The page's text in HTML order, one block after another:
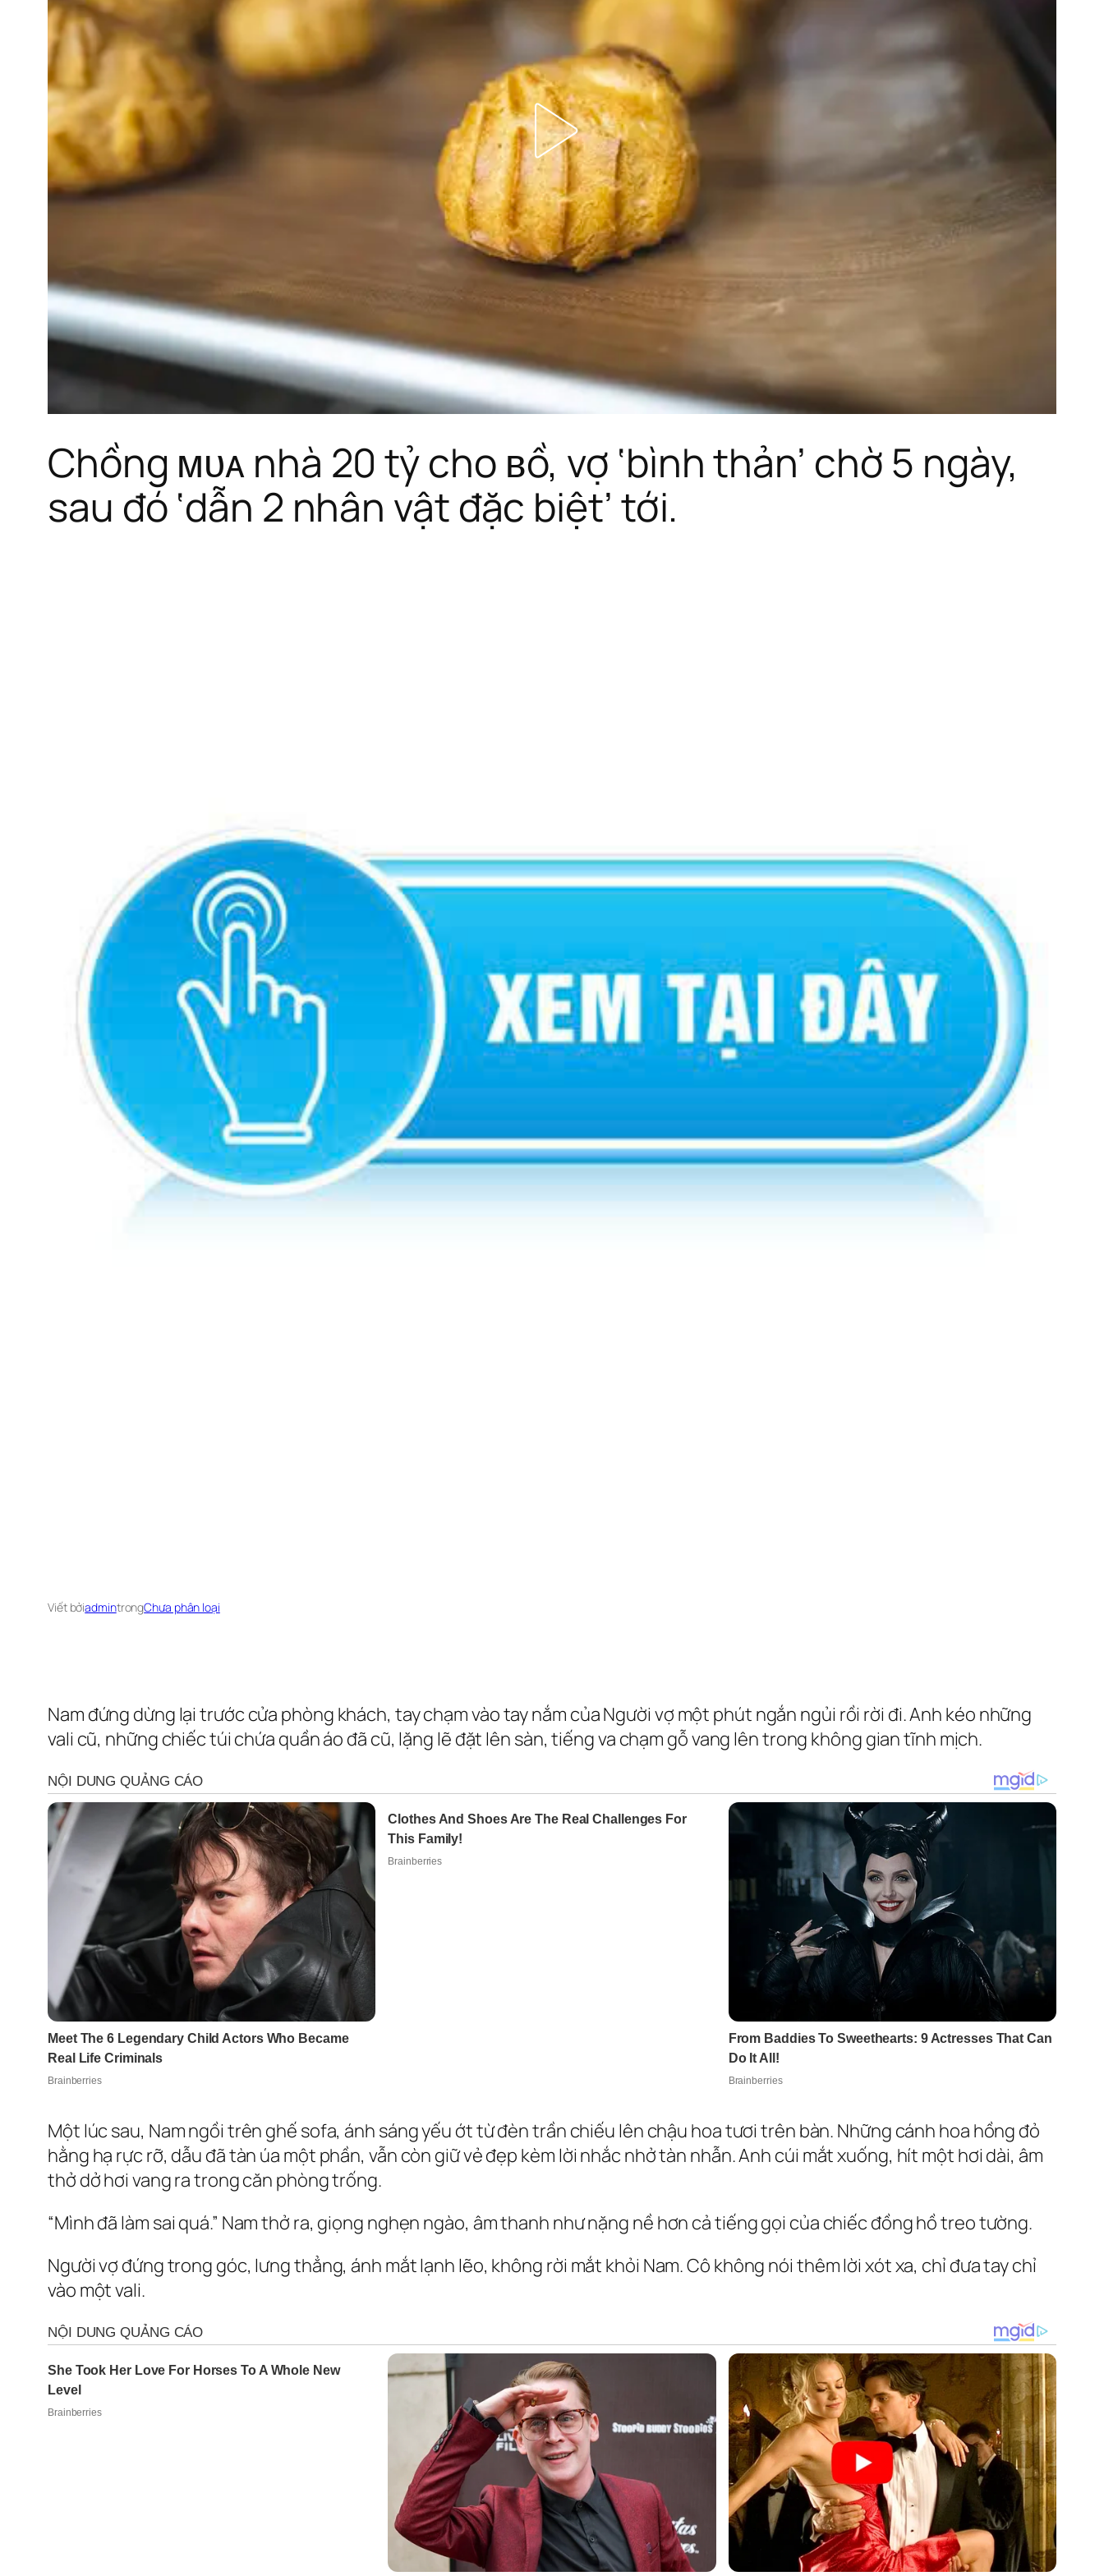
Chồng ᴍᴜᴀ nhà 20 tỷ cho ʙồ, vợ ‘bình thản’ chờ 5 ngày,
sau đó ‘dẫn 2 nhân vật đặc biệt’ tới.
Viết bởiadmintrongChưa phân loại
Nam đứng dừng lại trước cửa phòng khách, tay chạm vào tay nắm của Người vợ một phút ngắn ngủi rồi rời đi. Anh kéo những
vali cũ, những chiếc túi chứa quần áo đã cũ, lặng lẽ đặt lên sàn, tiếng va chạm gỗ vang lên trong không gian tĩnh mịch.
Một lúc sau, Nam ngồi trên ghế sofa, ánh sáng yếu ớt từ đèn trần chiếu lên chậu hoa tươi trên bàn. Những cánh hoa hồng đỏ
hằng hạ rực rỡ, dẫu đã tàn úa một phần, vẫn còn giữ vẻ đẹp kèm lời nhắc nhở tàn nhẫn. Anh cúi mắt xuống, hít một hơi dài, âm
thở dở hơi vang ra trong căn phòng trống.
“Mình đã làm sai quá.” Nam thở ra, giọng nghẹn ngào, âm thanh như nặng nề hơn cả tiếng gọi của chiếc đồng hồ treo tường.
Người vợ đứng trong góc, lưng thẳng, ánh mắt lạnh lẽo, không rời mắt khỏi Nam. Cô không nói thêm lời xót xa, chỉ đưa tay chỉ
vào một vali.